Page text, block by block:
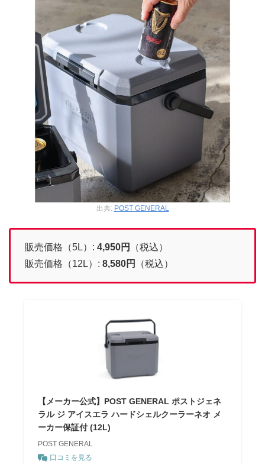
出典: POST GENERAL
販売価格（5L）: 4,950円
（税込）
販売価格（12L）: 8,580円 （税込）
【メーカー公式】POST GENERAL ポストジェネ
ラル ジ アイスエラ ハードシェルクーラーネオ メ
ーカー保証付 (12L)
POST GENERAL
口コミを見る